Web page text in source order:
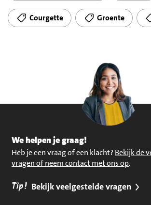
Courgette Groente
We helpen je graag!
Heb je een vraag of een klacht? Bekijk de
vragen of neem contact met ons op.
Tip! Bekijk veelgestelde vragen